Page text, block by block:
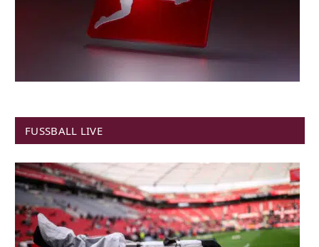
FUSSBALL LIVE